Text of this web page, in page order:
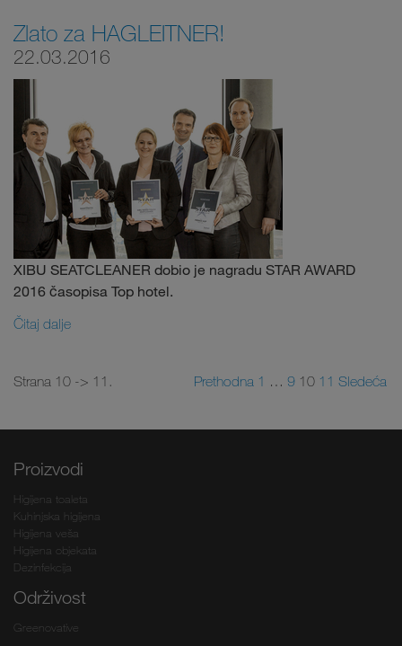
Zlato za HAGLEITNER!
22.03.2016
XIBU SEATCLEANER dobio je nagradu STAR AWARD
2016 časopisa Top hotel.
Čitaj dalje
Strana 10 -> 11. Prethodna 1 … 9 10 11 Sledeća
Proizvodi
Higijena toaleta
Kuhinjska higijena
Higijena veša
Higijena objekata
Dezinfekcija
Održivost
Greenovative